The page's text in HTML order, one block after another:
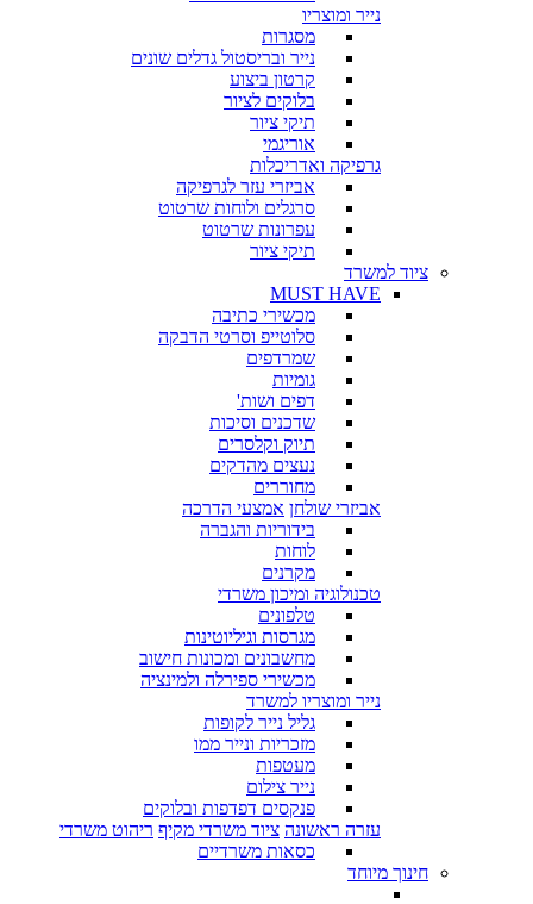
נייר ומוצריו
מסגרות
נייר ובריסטול גדלים שונים
קרטון ביצוע
בלוקים לציור
תיקי ציור
אוריגמי
גרפיקה ואדריכלות
אביזרי עזר לגרפיקה
סרגלים ולוחות שרטוט
עפרונות שרטוט
תיקי ציור
ציוד למשרד
MUST HAVE
מכשירי כתיבה
סלוטייפ וסרטי הדבקה
שמרדפים
גומיות
דפים ושות'
שדכנים וסיכות
תיוק וקלסרים
נעצים מהדקים
מחוררים
אביזרי שולחן אמצעי הדרכה
בידוריות והגברה
לוחות
מקרנים
טכנולוגיה ומיכון משרדי
טלפונים
מגרסות וגיליוטינות
מחשבונים ומכונות חישוב
מכשירי ספירלה ולמינציה
נייר ומוצריו למשרד
גליל נייר לקופות
מזכריות ונייר ממו
מעטפות
נייר צילום
פנקסים דפדפות ובלוקים
עזרה ראשונה ציוד משרדי מקיף ריהוט משרדי
כסאות משרדיים
חינוך מיוחד